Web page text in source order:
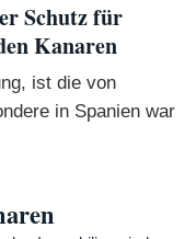
Schutz für
Kanaren
ist die von
in Spanien war